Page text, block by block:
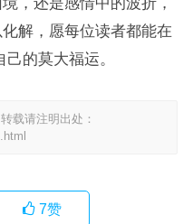
解，愿每位读者都能在
的莫大福运。
载请注明出处：
7赞